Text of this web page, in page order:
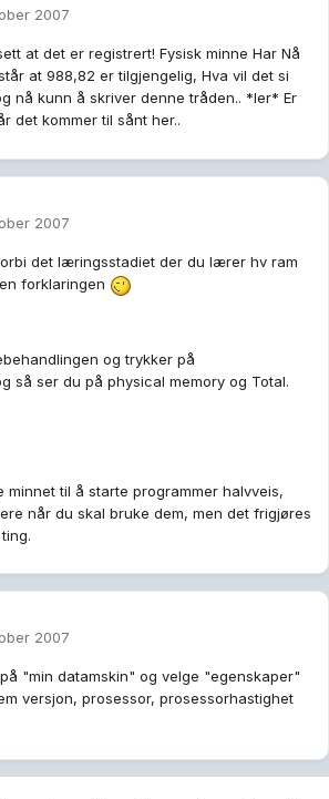
2007
at det er registrert! Fysisk minne Har Nå
at 988,82 er tilgjengelig, Hva vil det si
nå kunn å skriver denne tråden.. *ler* Er
det kommer til sånt her..
2007
det læringsstadiet der du lærer hv ram
forklaringen
og trykker på
så ser du på physical memory og Total.
minnet til å starte programmer halvveis,
når du skal bruke dem, men det frigjøres
2007
"min datamskin" og velge "egenskaper"
versjon, prosessor, prosessorhastighet